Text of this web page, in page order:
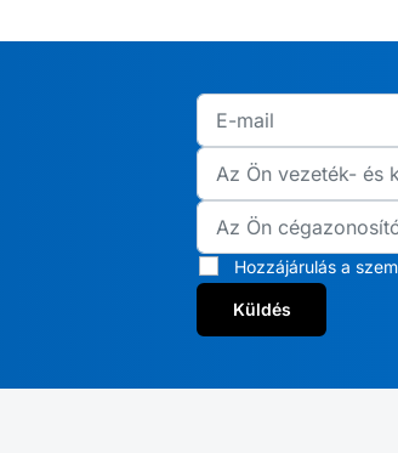
Hozzájárulás a
Küldés